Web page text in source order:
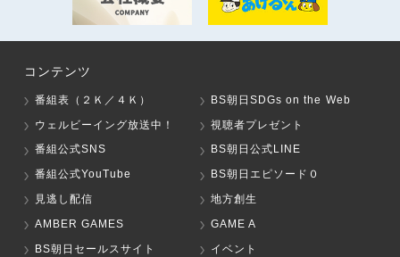
コンテンツ
番組表（２Ｋ／４Ｋ）
BS朝日SDGs on the Web
ウェルビーイング放送中！
視聴者プレゼント
番組公式SNS
BS朝日公式LINE
番組公式YouTube
BS朝日エピソード０
見逃し配信
地方創生
AMBER GAMES
GAME A
BS朝日セールスサイト
イベント